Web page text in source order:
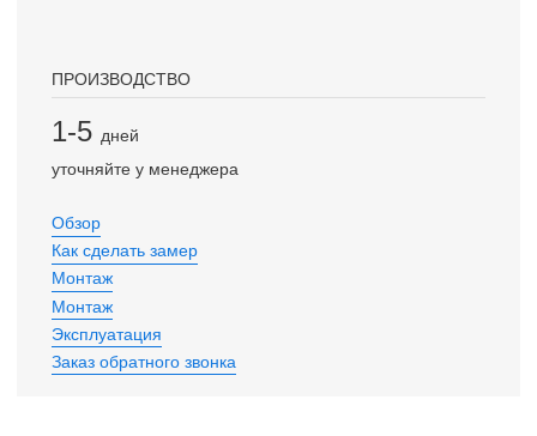
ПРОИЗВОДСТВО
1-5 дней
уточняйте у менеджера
Обзор
Как сделать замер
Монтаж
Монтаж
Эксплуатация
Заказ обратного звонка